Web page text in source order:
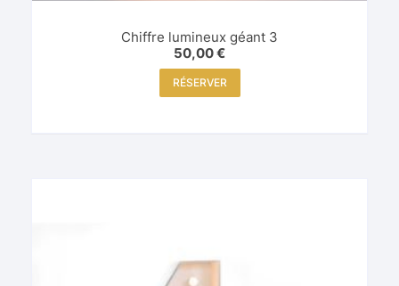
Chiffre lumineux géant 3
50,00€
RÉSERVER